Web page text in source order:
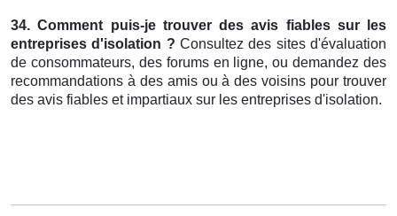
34. Comment puis-je trouver des avis fiables sur les
entreprises d'isolation ? Consultez des sites d'évaluation
de consommateurs, des forums en ligne, ou demandez des
recommandations à des amis ou à des voisins pour trouver
des avis fiables et impartiaux sur les entreprises d'isolation.